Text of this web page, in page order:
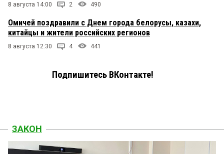
8 августа 14:00 2 490
Омичей поздравили с Днем города белорусы, казахи,
китайцы и жители российских регионов
8 августа 12:30 4 441
Подпишитесь ВКонтакте!
ЗАКОН